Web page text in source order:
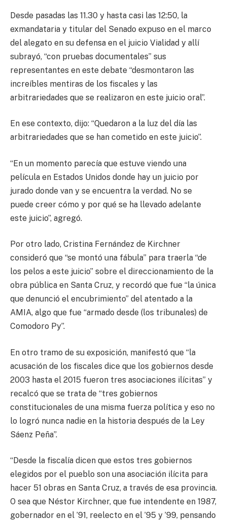
Desde pasadas las 11.30 y hasta casi las 12:50, la
exmandataria y titular del Senado expuso en el marco
del alegato en su defensa en el juicio Vialidad y allí
subrayó, “con pruebas documentales” sus
representantes en este debate “desmontaron las
increíbles mentiras de los fiscales y las
arbitrariedades que se realizaron en este juicio oral”.
En ese contexto, dijo: “Quedaron a la luz del día las
arbitrariedades que se han cometido en este juicio”.
“En un momento parecía que estuve viendo una
película en Estados Unidos donde hay un juicio por
jurado donde van y se encuentra la verdad. No se
puede creer cómo y por qué se ha llevado adelante
este juicio”, agregó.
Por otro lado, Cristina Fernández de Kirchner
consideró que “se montó una fábula” para traerla “de
los pelos a este juicio” sobre el direccionamiento de la
obra pública en Santa Cruz, y recordó que fue “la única
que denunció el encubrimiento” del atentado a la
AMIA, algo que fue “armado desde (los tribunales) de
Comodoro Py”.
En otro tramo de su exposición, manifestó que “la
acusación de los fiscales dice que los gobiernos desde
2003 hasta el 2015 fueron tres asociaciones ilícitas” y
recalcó que se trata de “tres gobiernos
constitucionales de una misma fuerza política y eso no
lo logró nunca nadie en la historia después de la Ley
Sáenz Peña”.
“Desde la fiscalía dicen que estos tres gobiernos
elegidos por el pueblo son una asociación ilícita para
hacer 51 obras en Santa Cruz, a través de esa provincia.
O sea que Néstor Kirchner, que fue intendente en 1987,
gobernador en el ’91, reelecto en el ’95 y ’99, pensando